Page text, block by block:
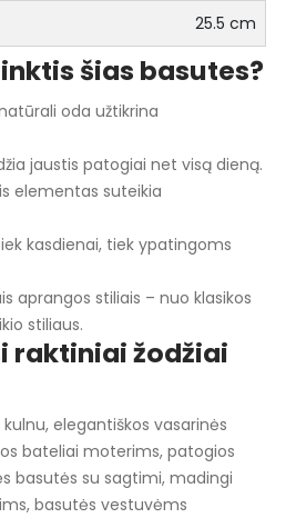
25.5 cm
šias basutes?
oda užtikrina
jaustis patogiai net visą dieną.
elementas suteikia
kasdienai, tiek ypatingoms
aprangos stiliais – nuo klasikos
stiliaus.
raktiniai žodžiai
elegantiškos vasarinės
bateliai moterims, patogios
basutės su sagtimi, madingi
basutės vestuvėms